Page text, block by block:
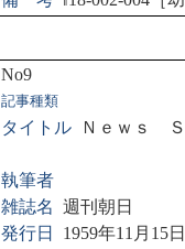
No9
記事種類
タイトル Ｎｅｗｓ Ｓ
執筆者
雑誌名 週刊朝日
発行日
1959年11 月 15日